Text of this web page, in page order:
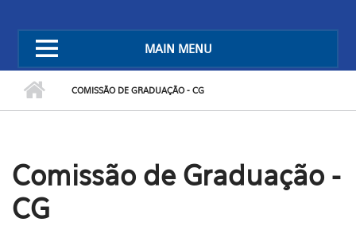
MAIN MENU
COMISSÃO DE GRADUAÇÃO - CG
Comissão de Graduação -
CG